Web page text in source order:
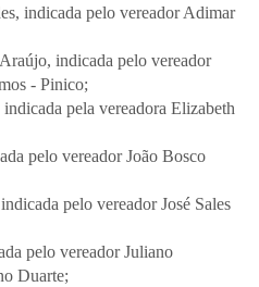
indicada pelo vereador Adimar
indicada pelo vereador
- Pinico;
pela vereadora Elizabeth
pelo vereador João Bosco
pelo vereador José Sales
pelo vereador Juliano
Duarte;